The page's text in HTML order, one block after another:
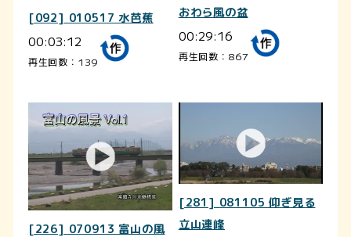
[092] 010517 水芭蕉
00:03:12
再生回数：139
おわら風の盆
00:29:16
再生回数：867
[226] 070913 富山の風
[281] 081105 仰ぎ見る
立山連峰